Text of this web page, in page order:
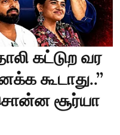
கட்டுற வர
கூடாது..’’
சூர்யா